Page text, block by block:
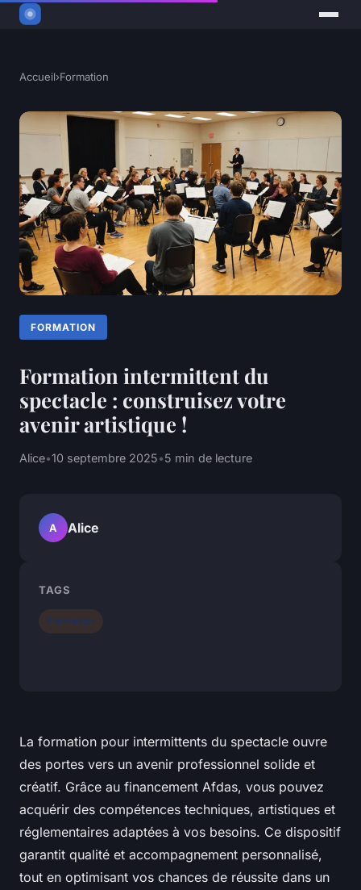
Accueil›Formation
FORMATION
Formation intermittent du
spectacle : construisez votre
avenir artistique !
Alice•10 septembre 2025•5 min de lecture
La formation pour intermittents du spectacle ouvre
des portes vers un avenir professionnel solide et
créatif. Grâce au financement Afdas, vous pouvez
acquérir des compétences techniques, artistiques et
réglementaires adaptées à vos besoins. Ce dispositif
garantit qualité et accompagnement personnalisé,
tout en optimisant vos chances de réussite dans un
A Alice
TAGS
Formation